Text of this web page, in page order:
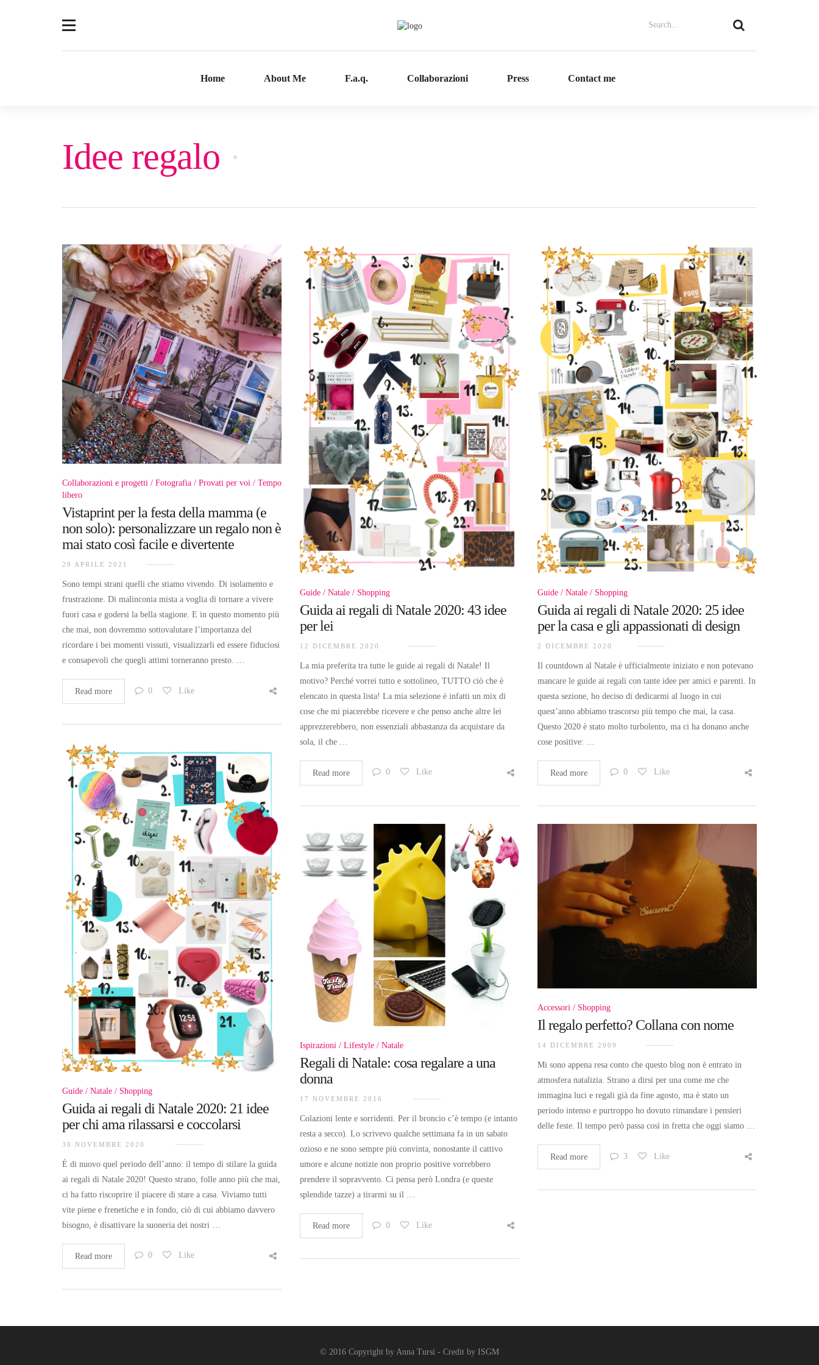
Home About Me F.a.q. Collaborazioni Press Contact me
Idee regalo
Collaborazioni e progetti Fotografia Provati per voi
Tempo
libero
Vistaprint per la festa della mamma (e
non solo): personalizzare un regalo non è
mai stato così facile e divertente
29 APRILE 2021
Sono tempi strani quelli che stiamo vivendo. Di isolamento e
frustrazione. Di malinconia mista a voglia di tornare a vivere
fuori casa e godersi la bella stagione. E in questo momento più
che mai, non dovremmo sottovalutare l’importanza del
ricordare i bei momenti vissuti, visualizzarli ed essere fiduciosi
e consapevoli che quegli attimi torneranno presto. …
Read more 0 Like
Guide Natale Shopping
Guida ai regali di Natale 2020: 43 idee
per lei
12 DICEMBRE 2020
La mia preferita tra tutte le guide ai regali di Natale! Il
motivo? Perché vorrei tutto e sottolineo, TUTTO ciò che è
elencato in questa lista! La mia selezione è infatti un mix di
cose che mi piacerebbe ricevere e che penso anche altre lei
apprezzerebbero, non essenziali abbastanza da acquistare da
sola, il che …
Read more 0 Like
Guide Natale Shopping
Guida ai regali di Natale 2020: 25 idee
per la casa e gli appassionati di design
2 DICEMBRE 2020
Il countdown al Natale è ufficialmente iniziato e non potevano
mancare le guide ai regali con tante idee per amici e parenti. In
questa sezione, ho deciso di dedicarmi al luogo in cui
quest’anno abbiamo trascorso più tempo che mai, la casa.
Questo 2020 è stato molto turbolento, ma ci ha donano anche
cose positive: …
Read more 0 Like
Guide Natale Shopping
Guida ai regali di Natale 2020: 21 idee
per chi ama rilassarsi e coccolarsi
30 NOVEMBRE 2020
È di nuovo quel periodo dell’anno: il tempo di stilare la guida
ai regali di Natale 2020! Questo strano, folle anno più che mai,
ci ha fatto riscoprire il piacere di stare a casa. Viviamo tutti
vite piene e frenetiche e in fondo, ciò di cui abbiamo davvero
bisogno, è disattivare la suoneria dei nostri …
Read more 0 Like
Ispirazioni Lifestyle Natale
Regali di Natale: cosa regalare a una
donna
17 NOVEMBRE 2016
Colazioni lente e sorridenti. Per il broncio c’è tempo (e intanto
resta a secco). Lo scrivevo qualche settimana fa in un sabato
ozioso e ne sono sempre più convinta, nonostante il cattivo
umore e alcune notizie non proprio positive vorrebbero
prendere il sopravvento. Ci pensa però Londra (e queste
splendide tazze) a tirarmi su il …
Read more 0 Like
Accessori Shopping
Il regalo perfetto? Collana con nome
14 DICEMBRE 2009
Mi sono appena resa conto che questo blog non è entrato in
atmosfera natalizia. Strano a dirsi per una come me che
immagina luci e regali già da fine agosto, ma è stato un
periodo intenso e purtroppo ho dovuto rimandare i pensieri
delle feste. Il tempo però passa così in fretta che oggi siamo …
Read more 3 Like
© 2016 Copyright by Anna Tursi - Credit by ISGM